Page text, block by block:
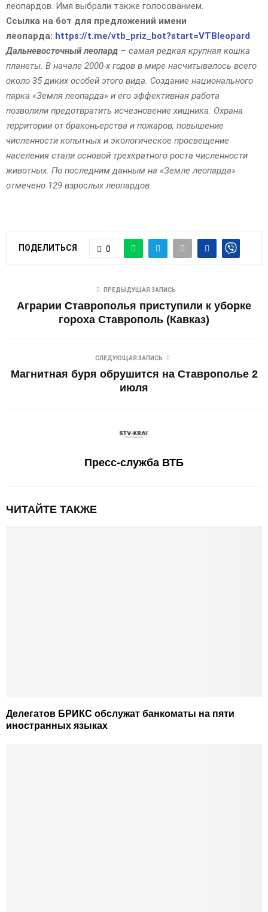
леопардов. Имя выбрали также голосованием.
Ссылка на бот для предложений имени
леопарда: https://t.me/vtb_priz_bot?start=VTBleopard
Дальневосточный леопард – самая редкая крупная кошка
планеты. В начале 2000-х годов в мире насчитывалось всего
около 35 диких особей этого вида. Создание национального
парка «Земля леопарда» и его эффективная работа
позволили предотвратить исчезновение хищника. Охрана
территории от браконьерства и пожаров, повышение
численности копытных и экологическое просвещение
населения стали основой трехкратного роста численности
животных. По последним данным на «Земле леопарда»
отмечено 129 взрослых леопардов.
ПОДЕЛИТЬСЯ 0
ПРЕДЫДУЩАЯ ЗАПИСЬ
Аграрии Ставрополья приступили к уборке
гороха Ставрополь (Кавказ)
СЛЕДУЮЩАЯ ЗАПИСЬ
Магнитная буря обрушится на Ставрополье 2
июля
Пресс-служба ВТБ
ЧИТАЙТЕ ТАКЖЕ
Делегатов БРИКС обслужат банкоматы на пяти
иностранных языках